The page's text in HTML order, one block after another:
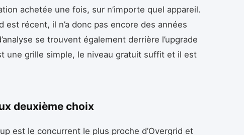
achetée une fois, sur n’importe quel appareil.
est récent, il n’a donc pas encore des années
se trouvent également derrière l’upgrade
une grille simple, le niveau gratuit suffit et il est
deuxième choix
est le concurrent le plus proche d’Overgrid et